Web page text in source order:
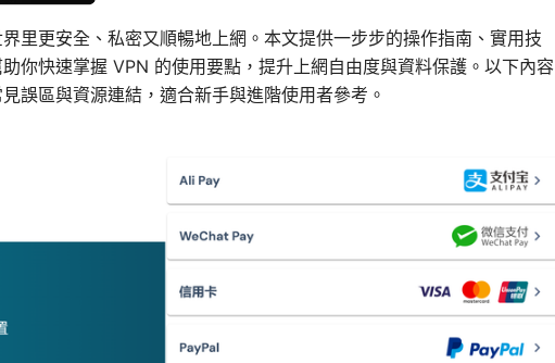
里更安全、私密又順暢地上網。本文提供一步步的操作指南、實用技
你快速掌握 VPN 的使用要點，提升上網自由度與資料保護。以下內容
誤區與資源連結，適合新手與進階使用者參考。